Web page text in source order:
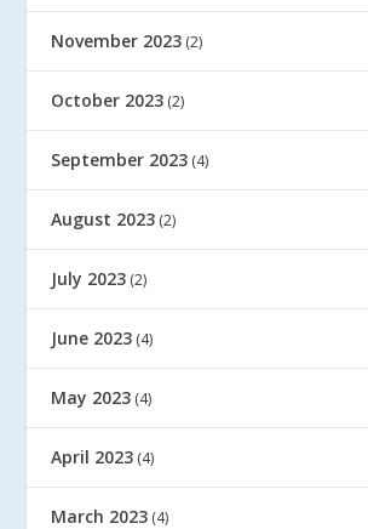
November 2023 (2)
October 2023 (2)
September 2023 (4)
August 2023 (2)
July 2023 (2)
June 2023 (4)
May 2023 (4)
April 2023 (4)
March 2023 (4)